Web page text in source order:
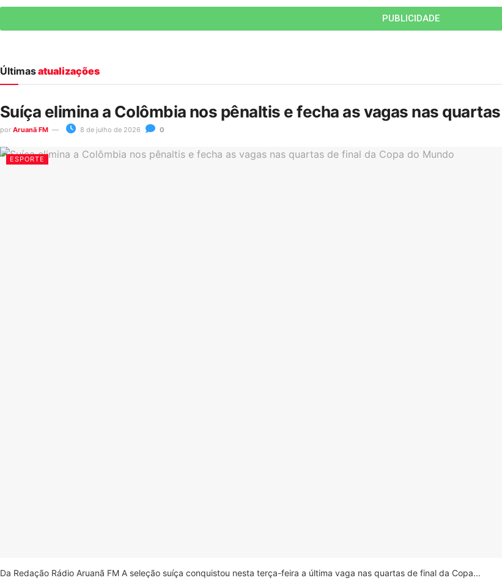
PUBLICIDADE
Últimasatualizações
Suíça elimina a Colômbia nos pênaltis e fecha as vagas nas
por Aruanã FM 8 de julho de 2026 0
ESPORTE
Da Redação Rádio Aruanã FM A seleção suíça conquistou nesta terça-feira a última vaga nas quartas de final da Copa...